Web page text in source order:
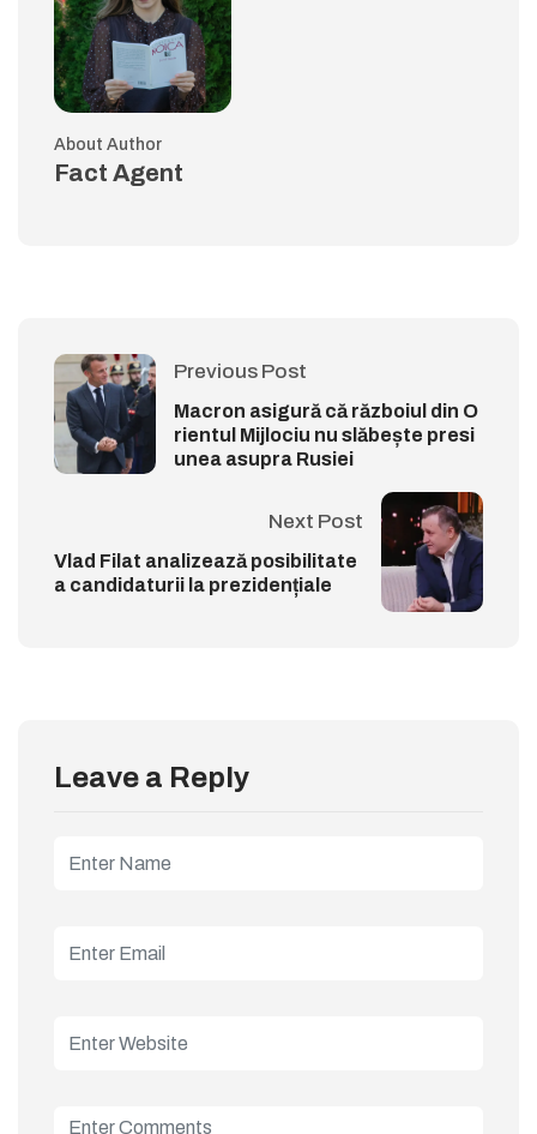
About Author
Fact Agent
Previous Post
Macron asigură că războiul din O
rientul Mijlociu nu slăbește presi
unea asupra Rusiei
Next Post
Vlad Filat analizează posibilitate
a candidaturii la prezidențiale
Leave a Reply